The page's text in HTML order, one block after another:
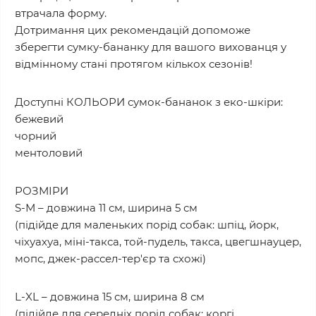
втрачала форму.
Дотримання цих рекомендацій допоможе
зберегти сумку-бананку для вашого вихованця у
відмінному стані протягом кількох сезонів!
Доступні КОЛЬОРИ сумок-бананок з еко-шкіри:
бежевий
чорний
ментоловий
РОЗМІРИ
S-М – довжина 11 см, ширина 5 см
(підійде для маленьких порід собак: шпіц, йорк,
чіхуахуа, міні-такса, той-пудель, такса, цвегшнауцер,
мопс, джек-рассел-тер'єр та схожі)
L-XL – довжина 15 см, ширина 8 см